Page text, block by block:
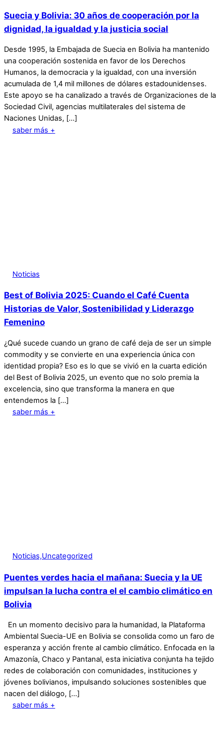
Suecia y Bolivia: 30 años de cooperación por la
dignidad, la igualdad y la justicia social
Desde 1995, la Embajada de Suecia en Bolivia ha mantenido
una cooperación sostenida en favor de los Derechos
Humanos, la democracia y la igualdad, con una inversión
acumulada de 1,4 mil millones de dólares estadounidenses.
Este apoyo se ha canalizado a través de Organizaciones de la
Sociedad Civil, agencias multilaterales del sistema de
Naciones Unidas, […]
saber más +
Noticias
Best of Bolivia 2025: Cuando el Café Cuenta
Historias de Valor, Sostenibilidad y Liderazgo
Femenino
¿Qué sucede cuando un grano de café deja de ser un simple
commodity y se convierte en una experiencia única con
identidad propia? Eso es lo que se vivió en la cuarta edición
del Best of Bolivia 2025, un evento que no solo premia la
excelencia, sino que transforma la manera en que
entendemos la […]
saber más +
Noticias,Uncategorized
Puentes verdes hacia el mañana: Suecia y la UE
impulsan la lucha contra el el cambio climático en
Bolivia
En un momento decisivo para la humanidad, la Plataforma
Ambiental Suecia-UE en Bolivia se consolida como un faro de
esperanza y acción frente al cambio climático. Enfocada en la
Amazonía, Chaco y Pantanal, esta iniciativa conjunta ha tejido
redes de colaboración con comunidades, instituciones y
jóvenes bolivianos, impulsando soluciones sostenibles que
nacen del diálogo, […]
saber más +